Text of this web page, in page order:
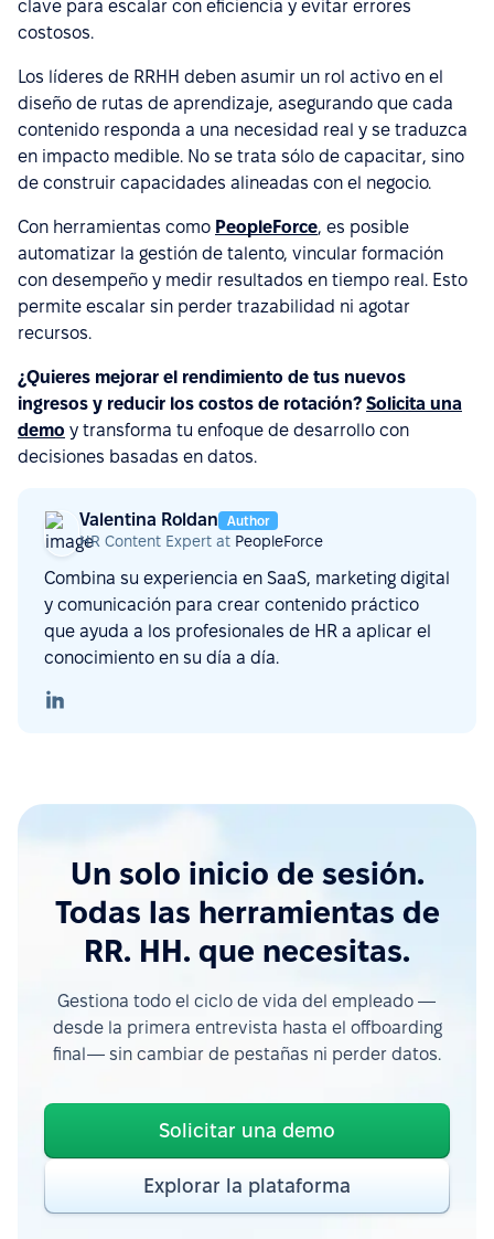
clave para escalar con eficiencia y evitar errores
costosos.
Los líderes de RRHH deben asumir un rol activo en el
diseño de rutas de aprendizaje, asegurando que cada
contenido responda a una necesidad real y se traduzca
en impacto medible. No se trata sólo de capacitar, sino
de construir capacidades alineadas con el negocio.
Con herramientas como PeopleForce, es posible
automatizar la gestión de talento, vincular formación
con desempeño y medir resultados en tiempo real. Esto
permite escalar sin perder trazabilidad ni agotar
recursos.
¿Quieres mejorar el rendimiento de tus nuevos
ingresos y reducir los costos de rotación? Solicita una
demo y transforma tu enfoque de desarrollo con
decisiones basadas en datos.
Valentina Roldan Author
HR Content Expert at PeopleForce
Combina su experiencia en SaaS, marketing digital
y comunicación para crear contenido práctico
que ayuda a los profesionales de HR a aplicar el
conocimiento en su día a día.
Un solo inicio de sesión.
Todas las herramientas de
RR. HH. que necesitas.
Gestiona todo el ciclo de vida del empleado —
desde la primera entrevista hasta el offboarding
final— sin cambiar de pestañas ni perder datos.
Solicitar una demo
Explorar la plataforma